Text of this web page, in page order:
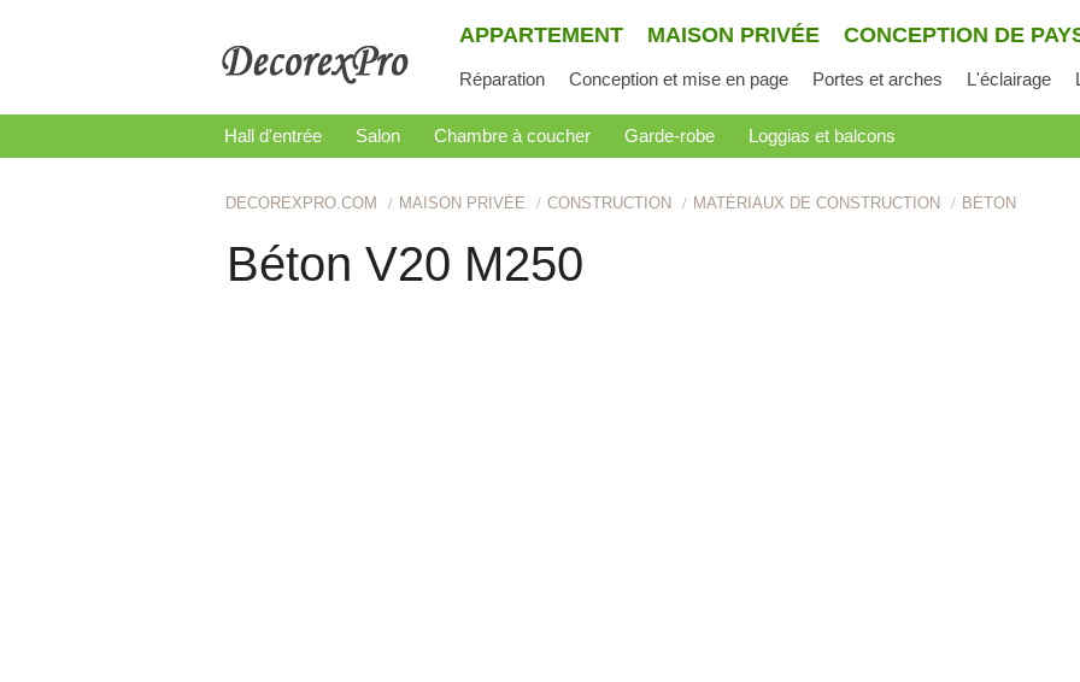
APPARTEMENT MAISON PRIVÉE CONCEPTION DE
Réparation Conception et mise en page Portes et arches L'éclairage
Hall d'entrée Salon Chambre à coucher Garde-robe Loggias et balcons
DECOREXPRO.COM MAISON PRIVÉE CONSTRUCTION MATÉRIAUX DE CONSTRUCTION BÉTON
Béton V20 M250